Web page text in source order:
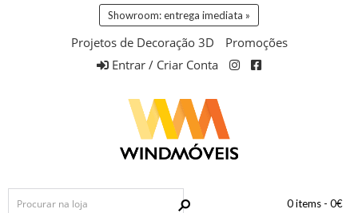
Showroom: entrega imediata »
Projetos de Decoração 3D
Promoções
Entrar / Criar Conta
0 items - 0€